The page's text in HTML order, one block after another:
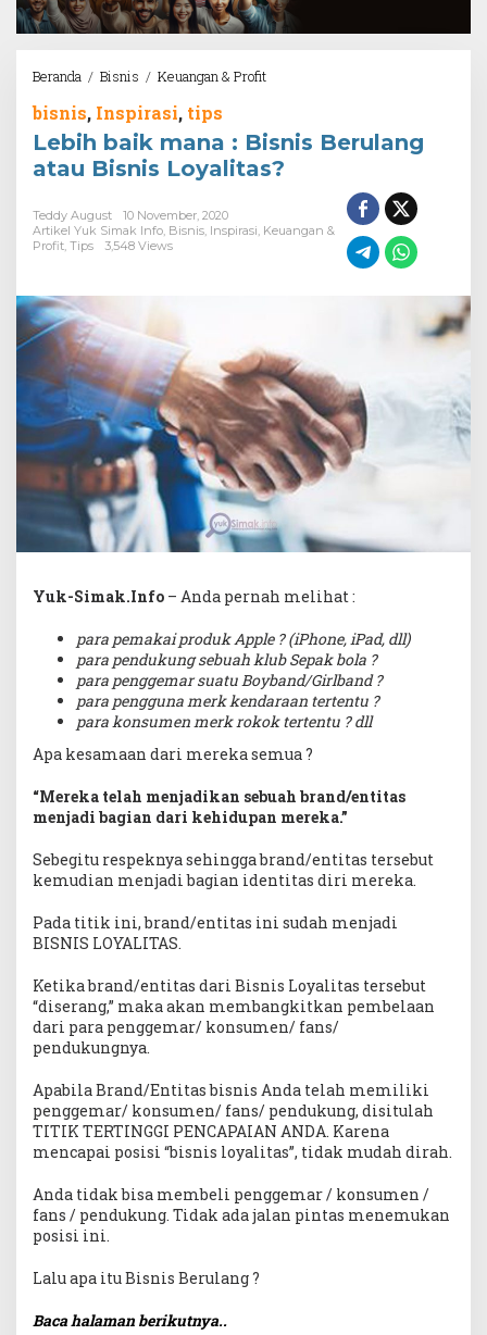
Beranda / Bisnis / Keuangan & ProfitLebih
:
Bisnis
Berulang
Loyalitas?
bisnis, Inspirasi, tips
Lebih baik mana : Bisnis Berulang
atau Bisnis Loyalitas?
Teddy August
10 November, 2020
Artikel Yuk Simak Info, Bisnis, Inspirasi, Keuangan &
Profit, Tips 3,548 Views
Yuk-Simak.Info – Anda pernah melihat :
para pemakai produk Apple ? (iPhone, iPad, dll)
para pendukung sebuah klub Sepak bola ?
para penggemar suatu Boyband/Girlband ?
para pengguna merk kendaraan tertentu ?
para konsumen merk rokok tertentu ? dll
Apa kesamaan dari mereka semua ?
“Mereka telah menjadikan sebuah brand/entitas
menjadi bagian dari kehidupan mereka.”
Sebegitu respeknya sehingga brand/entitas tersebut
kemudian menjadi bagian identitas diri mereka.
Pada titik ini, brand/entitas ini sudah menjadi
BISNIS LOYALITAS.
Ketika brand/entitas dari Bisnis Loyalitas tersebut
“diserang,” maka akan membangkitkan pembelaan
dari para penggemar/ konsumen/ fans/
pendukungnya.
Apabila Brand/Entitas bisnis Anda telah memiliki
penggemar/ konsumen/ fans/ pendukung, disitulah
TITIK TERTINGGI PENCAPAIAN ANDA. Karena
mencapai posisi “bisnis loyalitas”, tidak mudah dirah.
Anda tidak bisa membeli penggemar / konsumen /
fans / pendukung. Tidak ada jalan pintas menemukan
posisi ini.
Lalu apa itu Bisnis Berulang ?
Baca halaman berikutnya..